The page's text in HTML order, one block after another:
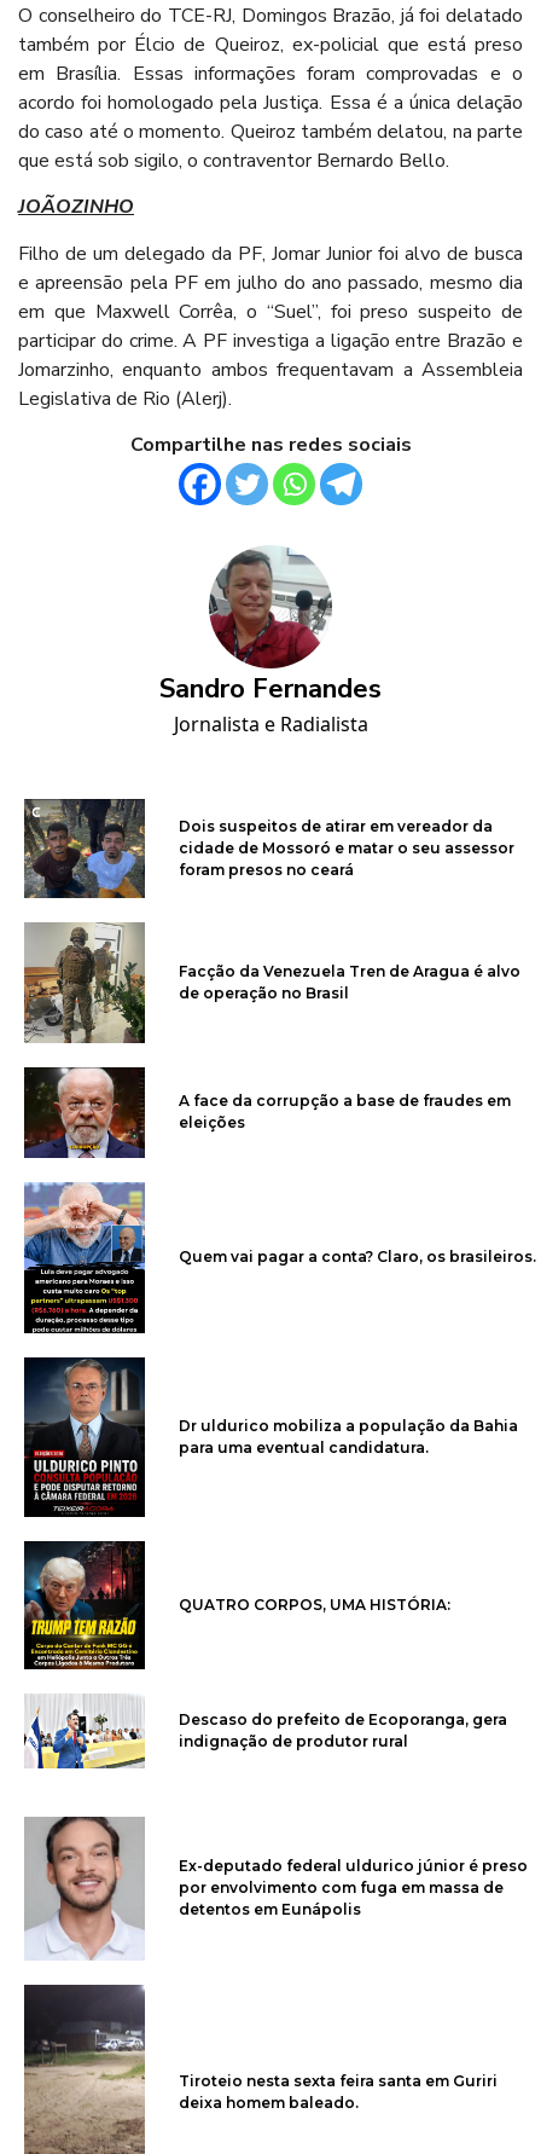
O conselheiro do TCE-RJ, Domingos Brazão, já foi delatado
também por Élcio de Queiroz, ex-policial que está preso
em Brasília. Essas informações foram comprovadas e o
acordo foi homologado pela Justiça. Essa é a única delação
do caso até o momento. Queiroz também delatou, na parte
que está sob sigilo, o contraventor Bernardo Bello.
JOÃOZINHO
Filho de um delegado da PF, Jomar Junior foi alvo de busca
e apreensão pela PF em julho do ano passado, mesmo dia
em que Maxwell Corrêa, o “Suel”, foi preso suspeito de
participar do crime. A PF investiga a ligação entre Brazão e
Jomarzinho, enquanto ambos frequentavam a Assembleia
Legislativa de Rio (Alerj).
Compartilhe nas redes sociais
Sandro Fernandes
Jornalista e Radialista
Dois suspeitos de atirar em vereador da
cidade de Mossoró e matar o seu assessor
foram presos no ceará
Facção da Venezuela Tren de Aragua é alvo
de operação no Brasil
A face da corrupção a base de fraudes em
eleições
Quem vai pagar a conta? Claro, os brasileiros.
Dr uldurico mobiliza a população da Bahia
para uma eventual candidatura.
QUATRO CORPOS, UMA HISTÓRIA:
Descaso do prefeito de Ecoporanga, gera
indignação de produtor rural
Ex-deputado federal uldurico júnior é preso
por envolvimento com fuga em massa de
detentos em Eunápolis
Tiroteio nesta sexta feira santa em Guriri
deixa homem baleado.